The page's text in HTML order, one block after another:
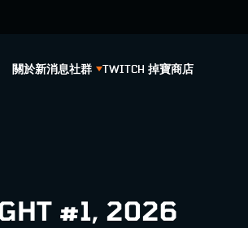
關於新消息社群 TWITCH 掉寶商店
#1, 2026